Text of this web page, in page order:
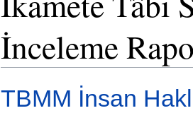
İnceleme
TBMM İnsan